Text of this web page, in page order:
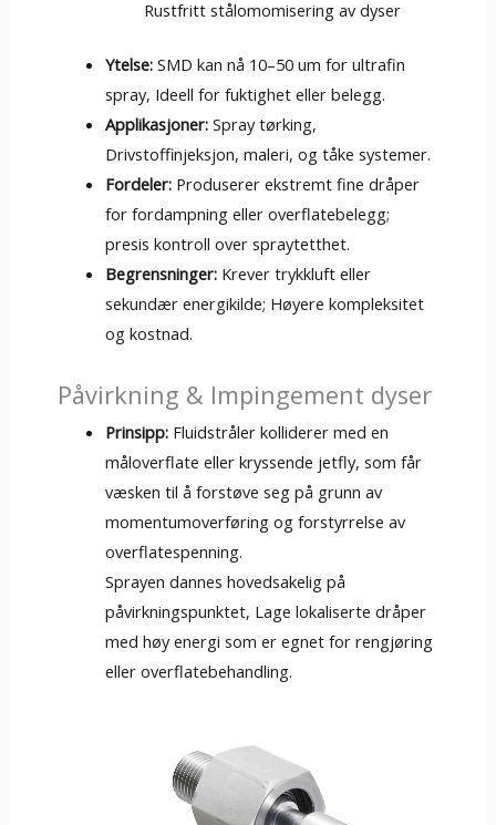
Rustfritt stålomomisering av dyser
Ytelse: SMD kan nå 10–50 um for ultrafin
spray, Ideell for fuktighet eller belegg.
Applikasjoner: Spray tørking,
Drivstoffinjeksjon, maleri, og tåke systemer.
Fordeler: Produserer ekstremt fine dråper
for fordampning eller overflatebelegg;
presis kontroll over spraytetthet.
Begrensninger: Krever trykkluft eller
sekundær energikilde; Høyere kompleksitet
og kostnad.
Påvirkning & Impingement dyser
Prinsipp: Fluidstråler kolliderer med en
måloverflate eller kryssende jetfly, som får
væsken til å forstøve seg på grunn av
momentumoverføring og forstyrrelse av
overflatespenning.
Sprayen dannes hovedsakelig på
påvirkningspunktet, Lage lokaliserte dråper
med høy energi som er egnet for rengjøring
eller overflatebehandling.